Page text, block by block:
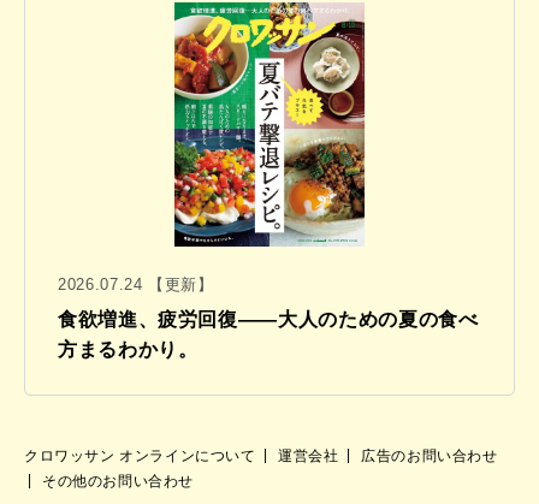
2026.07.24 【更新】
食欲増進、疲労回復——大人のための夏の食べ
方まるわかり。
クロワッサン オンラインについて 運営会社
広告のお問い合わせ
その他のお問い合わせ